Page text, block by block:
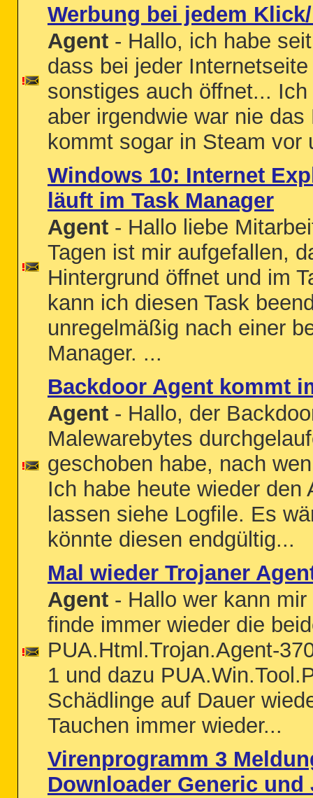
Werbung bei jedem
Agent - Hallo, ich habe
dass bei jeder
sonstiges auch öffnet...
aber irgendwie war nie
kommt sogar in Steam
Windows 10: Internet
läuft im Task Manager
Agent - Hallo liebe
Tagen ist mir aufgefallen,
Hintergrund öffnet und im
kann ich diesen Task
unregelmäßig nach einer
Manager. ...
Backdoor Agent kommt
Agent - Hallo, der
Malewarebytes
geschoben habe, nach
Ich habe heute wieder
lassen siehe Logfile. Es
könnte diesen endgültig...
Mal wieder Trojaner
Agent - Hallo wer kann
finde immer wieder die
PUA.Html.Trojan.Agent-
1 und dazu
Schädlinge auf Dauer
Tauchen immer wieder...
Virenprogramm 3
Downloader Generic